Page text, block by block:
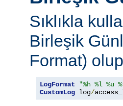
Sıklıkla
Birleşik
Format)
LogFormat
"%h %l
CustomLog log/